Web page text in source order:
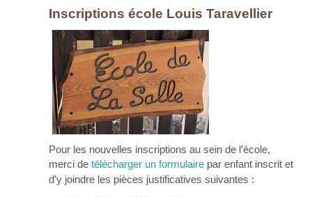
Inscriptions école Louis Taravellier
Pour les nouvelles inscriptions au sein de l’école,
merci de télécharger un formulairepar enfant inscrit et
d’y joindre les pièces justificatives suivantes :